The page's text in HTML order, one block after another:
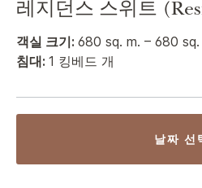
레지던스 스위트
객실 크기: 680 sq. m. – 680 sq.
침대: 1 킹베드 개
날짜 선